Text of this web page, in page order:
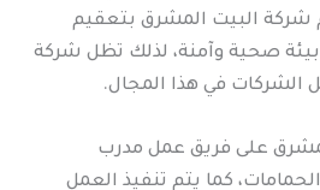
شركة البيت المشرق بتعقيم
بيئة صحية وآمنة، لذلك تظل شركة
الشركات في هذا المجال.
على فريق عمل مدرب
كما يتم تنفيذ العمل